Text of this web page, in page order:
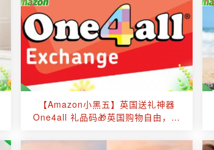
【Amazon小黑五】英国送礼神器
One4all 礼品码🎁英国购物自由，选